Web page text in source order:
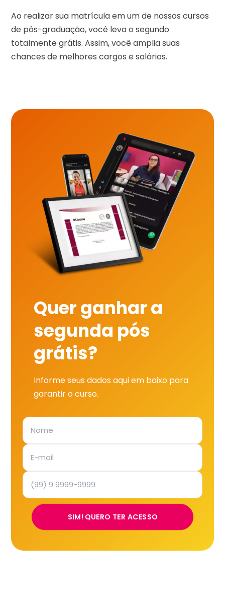
Ao realizar sua matrícula em um de nossos cursos
de pós-graduação, você leva o segundo
totalmente grátis. Assim, você amplia suas
chances de melhores cargos e salários.
Quer ganhar a
segunda pós
grátis?
Informe seus dados aqui em baixo para
garantir o curso.
SIM! QUERO TER ACESSO